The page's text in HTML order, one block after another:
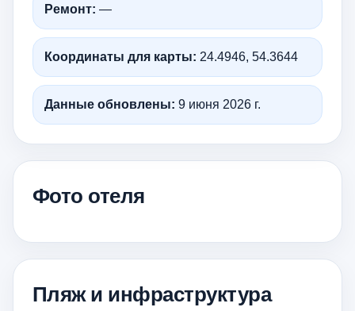
Ремонт: —
Координаты для карты: 24.4946, 54.3644
Данные обновлены: 9 июня 2026 г.
Фото отеля
Пляж и инфраструктура